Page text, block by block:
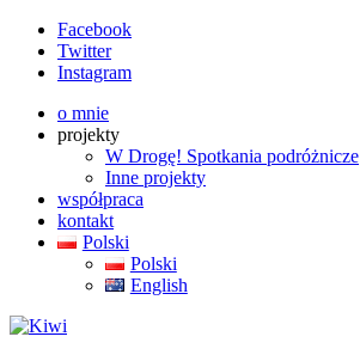
Facebook
Twitter
Instagram
o mnie
projekty
W Drogę! Spotkania podróżnicze
Inne projekty
współpraca
kontakt
Polski
Polski
English